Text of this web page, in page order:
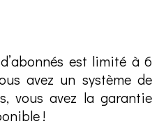
est limité à 6
avez un système de
vous avez la garantie
!